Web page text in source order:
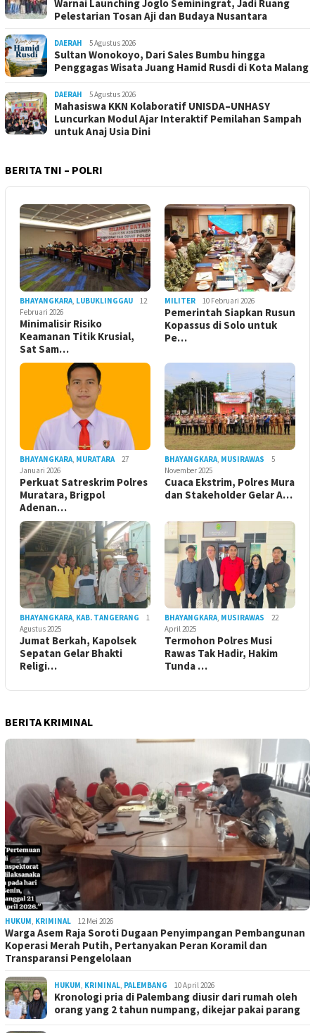
Warnai Launching Joglo Seminingrat, Jadi Ruang
Pelestarian Tosan Aji dan Budaya Nusantara
DAERAH 5 Agustus 2026
Sultan Wonokoyo, Dari Sales Bumbu hingga
Penggagas Wisata Juang Hamid Rusdi di Kota Malang
DAERAH 5 Agustus 2026
Mahasiswa KKN Kolaboratif UNISDA–UNHASY
Luncurkan Modul Ajar Interaktif Pemilahan Sampah
untuk Anaj Usia Dini
BERITA TNI – POLRI
BHAYANGKARA LUBUKLINGGAU
12
Februari 2026
Minimalisir Risiko
Keamanan Titik Krusial,
Sat Sam…
MILITER 10 Februari 2026
Pemerintah Siapkan Rusun
Kopassus di Solo untuk
Pe…
BHAYANGKARA MURATARA
27
Januari 2026
Perkuat Satreskrim Polres
Muratara, Brigpol
Adenan…
BHAYANGKARA MUSIRAWAS
5
November 2025
Cuaca Ekstrim, Polres Mura
dan Stakeholder Gelar A…
BHAYANGKARA KAB. TANGERANG
1
Agustus 2025
Jumat Berkah, Kapolsek
Sepatan Gelar Bhakti
Religi…
BHAYANGKARA MUSIRAWAS
22
April 2025
Termohon Polres Musi
Rawas Tak Hadir, Hakim
Tunda …
BERITA KRIMINAL
HUKUM KRIMINAL 12 Mei 2026
Warga Asem Raja Soroti Dugaan Penyimpangan Pembangunan
Koperasi Merah Putih, Pertanyakan Peran Koramil dan
Transparansi Pengelolaan
HUKUM KRIMINAL PALEMBANG 10 April 2026
Kronologi pria di Palembang diusir dari rumah oleh
orang yang 2 tahun numpang, dikejar pakai parang